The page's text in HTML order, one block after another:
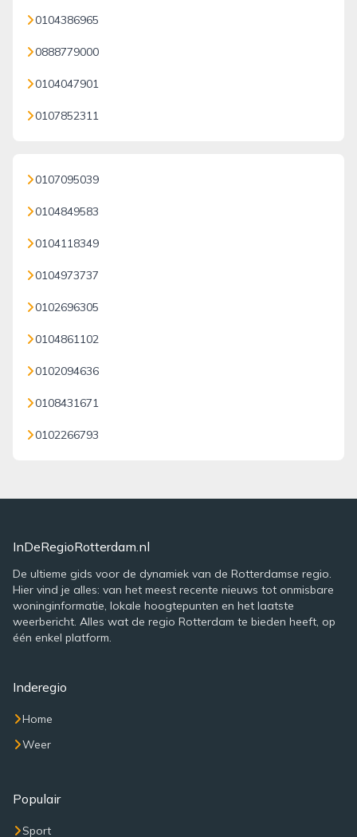
0104386965
0888779000
0104047901
0107852311
0107095039
0104849583
0104118349
0104973737
0102696305
0104861102
0102094636
0108431671
0102266793
InDeRegioRotterdam.nl
De ultieme gids voor de dynamiek van de Rotterdamse regio.
Hier vind je alles: van het meest recente nieuws tot onmisbare
woninginformatie, lokale hoogtepunten en het laatste
weerbericht. Alles wat de regio Rotterdam te bieden heeft, op
één enkel platform.
Inderegio
Home
Weer
Populair
Sport